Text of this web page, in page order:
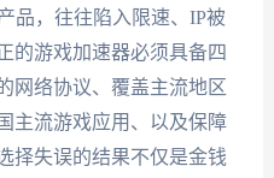
品，往往陷入限速、IP被
的游戏加速器必须具备四
网络协议、覆盖主流地区
主流游戏应用、以及保障
择失误的结果不仅是金钱